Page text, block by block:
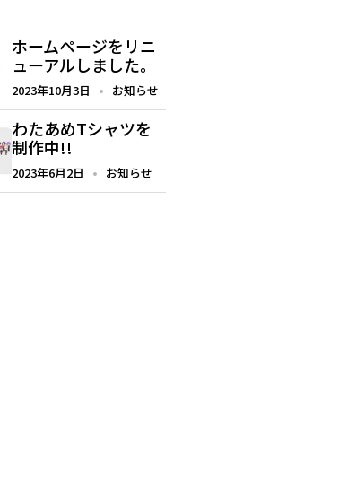
ホームページをリニ
ューアルしました。
2023年10月3日 お知らせ
わたあめTシャツを
制作中!!
2023年6月2日 お知らせ